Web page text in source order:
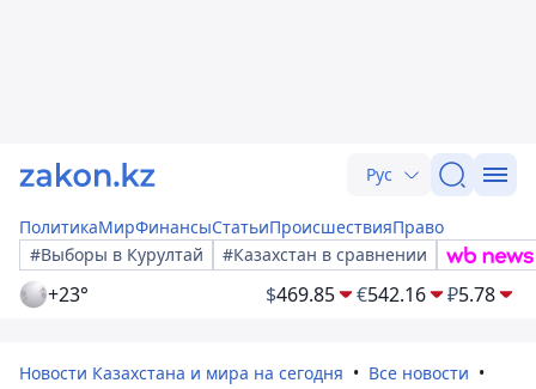
Рус
ПолитикаМирФинансыСтатьиПроисшествияПраво
#Выборы в Курултай
#Казахстан в сравнении
+23° $469.85 €542.16 ₽5.78
Новости Казахстана и мира на сегодня
Все новости